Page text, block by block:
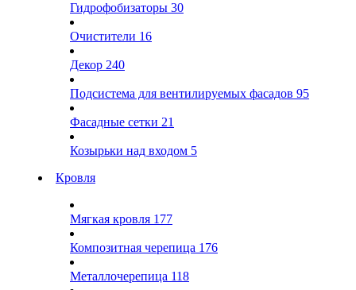
Гидрофобизаторы 30
Очистители 16
Декор 240
Подсистема для вентилируемых фасадов 95
Фасадные сетки 21
Козырьки над входом 5
Кровля
Мягкая кровля 177
Композитная черепица 176
Металлочерепица 118